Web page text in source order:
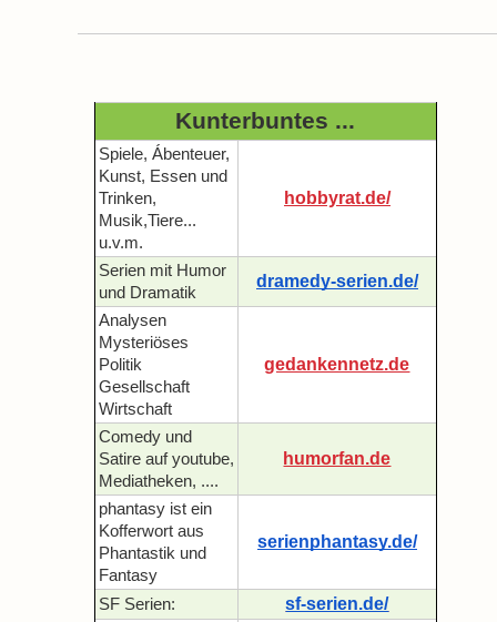
Kunterbuntes ...
Spiele, Ábenteuer,
Kunst, Essen und
Trinken,
Musik,Tiere...
u.v.m.
hobbyrat.de/
Serien mit Humor
und Dramatik
dramedy-serien.de/
Analysen
Mysteriöses
Politik
Gesellschaft
Wirtschaft
gedankennetz.de
Comedy und
Satire auf youtube,
Mediatheken, ....
humorfan.de
phantasy ist ein
Kofferwort aus
Phantastik und
Fantasy
serienphantasy.de/
SF Serien: sf-serien.de/